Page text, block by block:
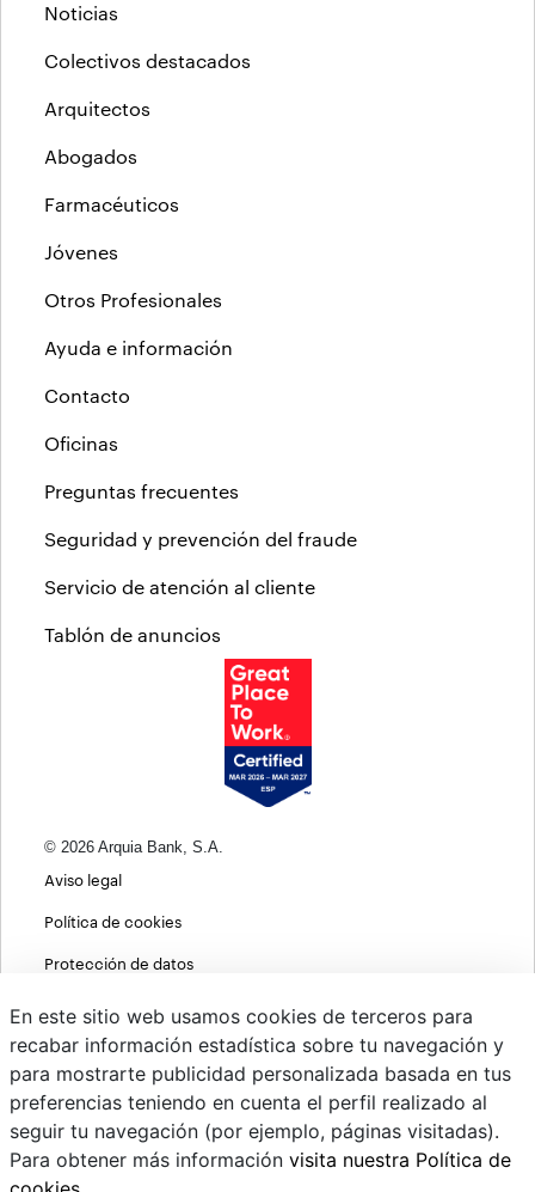
Noticias
Colectivos destacados
Arquitectos
Abogados
Farmacéuticos
Jóvenes
Otros Profesionales
Ayuda e información
Contacto
Oficinas
Preguntas frecuentes
Seguridad y prevención del fraude
Servicio de atención al cliente
Tablón de anuncios
© 2026 Arquia Bank, S.A.
Aviso legal
Política de cookies
Protección de datos
Política de privacidad web
MIFID
PSD2
Cambio de divisas
En este sitio web usamos cookies de terceros para
recabar información estadística sobre tu navegación y
para mostrarte publicidad personalizada basada en tus
preferencias teniendo en cuenta el perfil realizado al
seguir tu navegación (por ejemplo, páginas visitadas).
Para obtener más información visita nuestra Política de